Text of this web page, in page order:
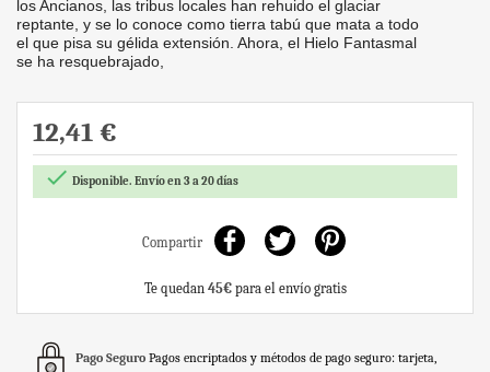
los Ancianos, las tribus locales han rehuido el glaciar
reptante, y se lo conoce como tierra tabú que mata a todo
el que pisa su gélida extensión. Ahora, el Hielo Fantasmal
se ha resquebrajado,
12,41 €
 Disponible. Envío en 3 a 20 días
Compartir
Te quedan 45€para el envío gratis
Pago Seguro Pagos encriptados y métodos de pago seguro: tarjeta,